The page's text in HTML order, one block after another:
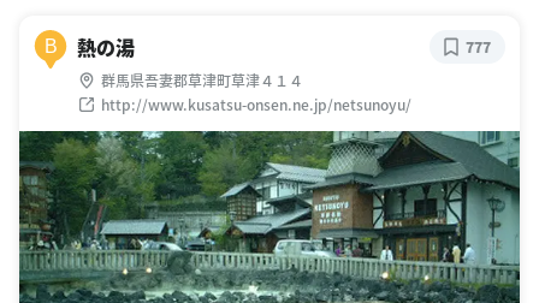
B 熱の湯
群馬県吾妻郡草津町草津４１４
http://www.kusatsu-onsen.ne.jp/netsunoyu/
777